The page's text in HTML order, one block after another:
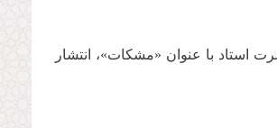
آثار حضرت استاد با عنوان «مشکات»، انتشار